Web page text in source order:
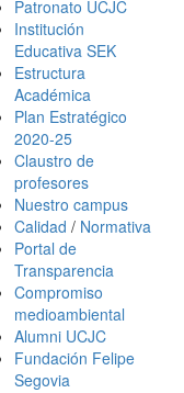
Patronato UCJC
Institución
Educativa SEK
Estructura
Académica
Plan Estratégico
2020-25
Claustro de
profesores
Nuestro campus
Calidad / Normativa
Portal de
Transparencia
Compromiso
medioambiental
Alumni UCJC
Fundación Felipe
Segovia